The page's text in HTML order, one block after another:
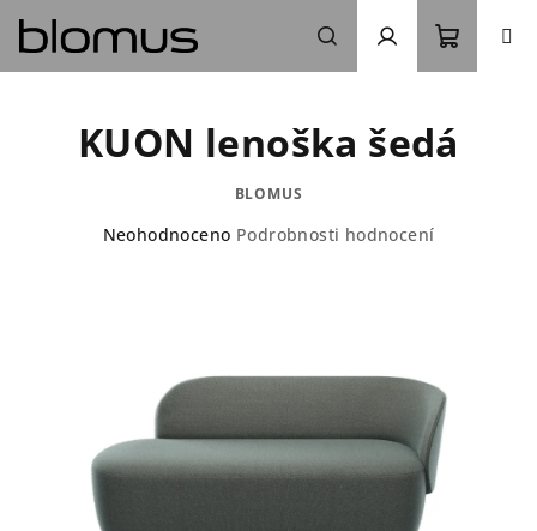
obsah
Hledat Přihlášení
košík
KUON lenoška šedá
BLOMUS
Průměrné
hvězdiček.
Neohodnoceno Podrobnosti hodnocení